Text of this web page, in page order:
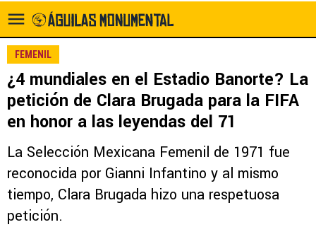
FEMENIL
¿4 mundiales en el Estadio Banorte? La
petición de Clara Brugada para la FIFA
en honor a las leyendas del 71
La Selección Mexicana Femenil de 1971 fue
reconocida por Gianni Infantino y al mismo
tiempo, Clara Brugada hizo una respetuosa
petición.